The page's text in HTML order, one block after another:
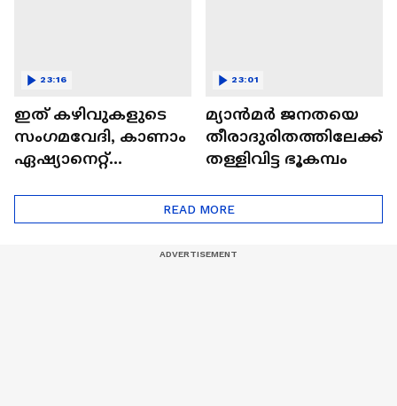
ഇത് കഴിവുകളുടെ
സംഗമവേദി, കാണാം
ഏഷ്യാനെറ്റ്
23:16
മ്യാൻമർ ജനതയെ
തീരാദുരിതത്തിലേക്ക്
തള്ളിവിട്ട ഭൂകമ്പം
23:01
READ MORE